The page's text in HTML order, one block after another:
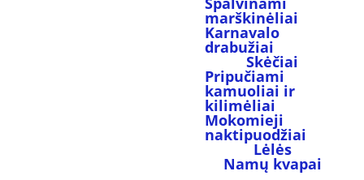
marškinėliai
Karnavalo
drabužiai
Skėčiai
Pripučiami
kamuoliai ir
kilimėliai
Mokomieji
naktipuodžiai
Lėlės
Namų kvapai